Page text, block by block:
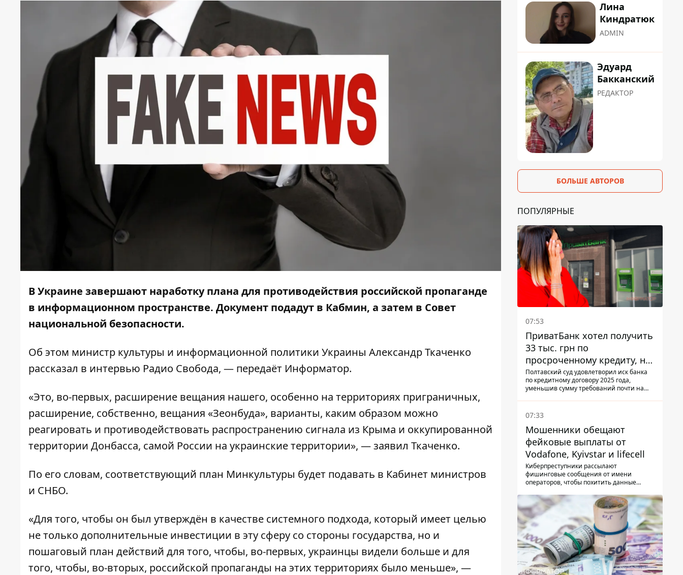
В Украине завершают наработку плана для противодействия российской пропаганде
в информационном пространстве. Документ подадут в Кабмин, а затем в Совет
национальной безопасности.
Об этом министр культуры и информационной политики Украины Александр Ткаченко
рассказал в интервью Радио Свобода, — передаёт Информатор.
«Это, во-первых, расширение вещания нашего, особенно на территориях приграничных,
расширение, собственно, вещания «Зеонбуда», варианты, каким образом можно
реагировать и противодействовать распространению сигнала из Крыма и оккупированной
территории Донбасса, самой России на украинские территории», — заявил Ткаченко.
По его словам, соответствующий план Минкультуры будет подавать в Кабинет министров
и СНБО.
«Для того, чтобы он был утверждён в качестве системного подхода, который имеет целью
не только дополнительные инвестиции в эту сферу со стороны государства, но и
пошаговый план действий для того, чтобы, во-первых, украинцы видели больше и для
того, чтобы, во-вторых, российской пропаганды на этих территориях было меньше», —
Лина
Киндратюк
ADMIN
Эдуард
Бакканский
РЕДАКТОР
БОЛЬШЕ АВТОРОВ
ПОПУЛЯРНЫЕ
07:53
ПриватБанк хотел получить
33 тыс. грн по
просроченному кредиту, но
суд взыскал с должницы
только 22 тыс. грн
Полтавский суд удовлетворил иск банка
по кредитному договору 2025 года,
уменьшив сумму требований почти на
07:33
Мошенники обещают
фейковые выплаты от
Vodafone, Kyivstar и lifecell
Киберпреступники рассылают
фишинговые сообщения от имени
операторов, чтобы похитить данные